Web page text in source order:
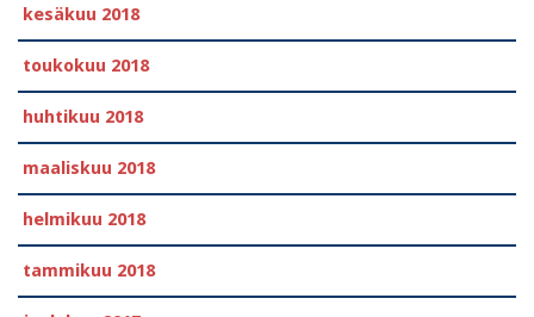
kesäkuu 2018
toukokuu 2018
huhtikuu 2018
maaliskuu 2018
helmikuu 2018
tammikuu 2018